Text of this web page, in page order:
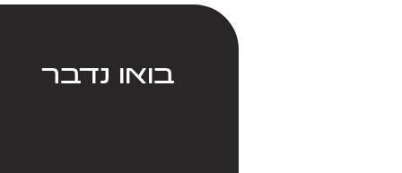
בואו נדבר